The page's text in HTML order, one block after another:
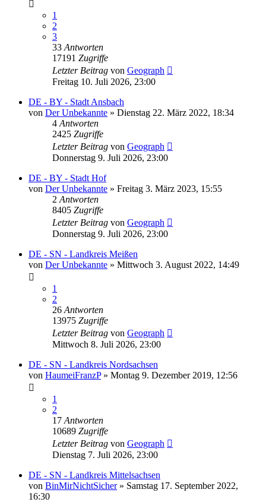
1
2
3
33 Antworten
17191 Zugriffe
Letzter Beitrag von Geograph
Freitag 10. Juli 2026, 23:00
DE - BY - Stadt Ansbach
von Der Unbekannte » Dienstag 22. März 2022, 18:34
4 Antworten
2425 Zugriffe
Letzter Beitrag von Geograph
Donnerstag 9. Juli 2026, 23:00
DE - BY - Stadt Hof
von Der Unbekannte » Freitag 3. März 2023, 15:55
2 Antworten
8405 Zugriffe
Letzter Beitrag von Geograph
Donnerstag 9. Juli 2026, 23:00
DE - SN - Landkreis Meißen
von Der Unbekannte » Mittwoch 3. August 2022, 14:49
1
2
26 Antworten
13975 Zugriffe
Letzter Beitrag von Geograph
Mittwoch 8. Juli 2026, 23:00
DE - SN - Landkreis Nordsachsen
von HaumeiFranzP» Montag 9. Dezember 2019, 12:56
1
2
17 Antworten
10689 Zugriffe
Letzter Beitrag von Geograph
Dienstag 7. Juli 2026, 23:00
DE - SN - Landkreis Mittelsachsen
von BinMirNichtSicher» Samstag 17. September 2022,
16:30